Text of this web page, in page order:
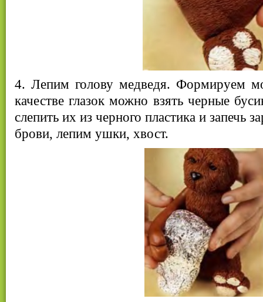
4. Лепим голову медведя. Формируем
качестве глазок можно взять черные
слепить их из черного пластика и запечь
брови, лепим ушки, хвост.